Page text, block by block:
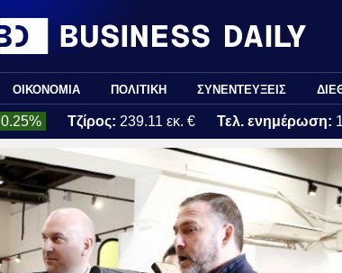
ΟΙΚΟΝΟΜΙΑ ΠΟΛΙΤΙΚΗ ΣΥΝΕΝΤΕΥΞΕΙΣ
0.25% Τζίρος: 239.11 εκ. € Τελ. ενημέρωση: